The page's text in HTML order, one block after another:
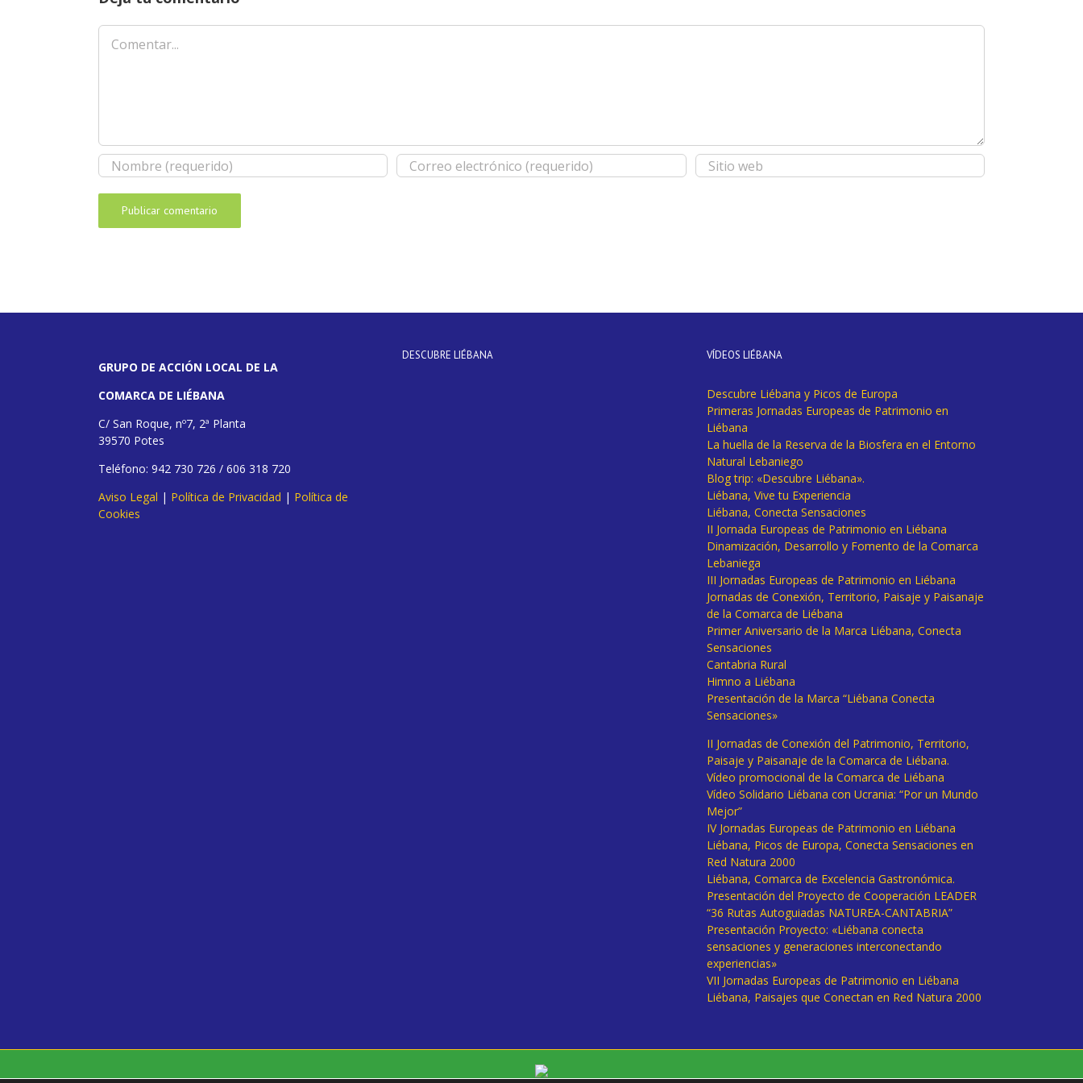
Comentar
GRUPO DE ACCIÓN LOCAL DE LA
COMARCA DE LIÉBANA
C/ San Roque, nº7, 2ª Planta
39570 Potes
Teléfono: 942 730 726 / 606 318 720
Aviso Legal | Política de Privacidad | Política de
Cookies
DESCUBRE LIÉBANA VÍDEOS LIÉBANA
Descubre Liébana y Picos de Europa
Primeras Jornadas Europeas de Patrimonio en
Liébana
La huella de la Reserva de la Biosfera en el Entorno
Natural Lebaniego
Blog trip: «Descubre Liébana».
Liébana, Vive tu Experiencia
Liébana, Conecta Sensaciones
II Jornada Europeas de Patrimonio en Liébana
Dinamización, Desarrollo y Fomento de la Comarca
Lebaniega
III Jornadas Europeas de Patrimonio en Liébana
Jornadas de Conexión, Territorio, Paisaje y Paisanaje
de la Comarca de Liébana
Primer Aniversario de la Marca Liébana, Conecta
Sensaciones
Cantabria Rural
Himno a Liébana
Presentación de la Marca “Liébana Conecta
Sensaciones»
II Jornadas de Conexión del Patrimonio, Territorio,
Paisaje y Paisanaje de la Comarca de Liébana.
Vídeo promocional de la Comarca de Liébana
Vídeo Solidario Liébana con Ucrania: “Por un Mundo
Mejor”
IV Jornadas Europeas de Patrimonio en Liébana
Liébana, Picos de Europa, Conecta Sensaciones en
Red Natura 2000
Liébana, Comarca de Excelencia Gastronómica.
Presentación del Proyecto de Cooperación LEADER
“36 Rutas Autoguiadas NATUREA-CANTABRIA”
Presentación Proyecto: «Liébana conecta
sensaciones y generaciones interconectando
experiencias»
VII Jornadas Europeas de Patrimonio en Liébana
Liébana, Paisajes que Conectan en Red Natura 2000